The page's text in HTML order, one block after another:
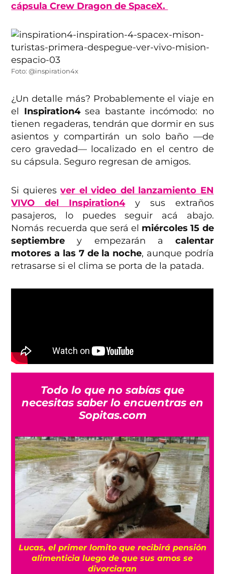
cápsula Crew Dragon de SpaceX.
Foto: @inspiration4x
¿Un detalle más? Probablemente el viaje en
el Inspiration4sea bastante incómodo: no
tienen regaderas, tendrán que dormir en sus
asientos y compartirán un solo baño —de
cero gravedad— localizado en el centro de
su cápsula. Seguro regresan de amigos.
Si quieresver el video del lanzamiento EN
VIVO del Inspiration4y sus extraños
pasajeros, lo puedes seguir acá abajo.
Nomás recuerda que será el miércoles 15 de
septiembre y empezarán a calentar
motores a las 7 de la noche, aunque podría
retrasarse si el clima se porta de la patada.
Todo lo que no sabías que
necesitas saber lo encuentras en
Sopitas.com
Lucas, el primer lomito que recibirá pensión
alimenticia luego de que sus amos se
divorciaran